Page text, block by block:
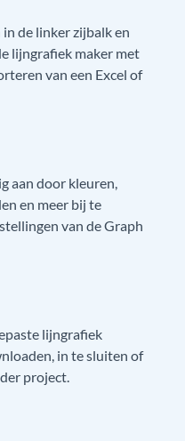
de linker zijbalk en
lijngrafiek maker met
van een Excel of
aan door kleuren,
en meer bij te
van de Graph
lijngrafiek
in te sluiten of
project.